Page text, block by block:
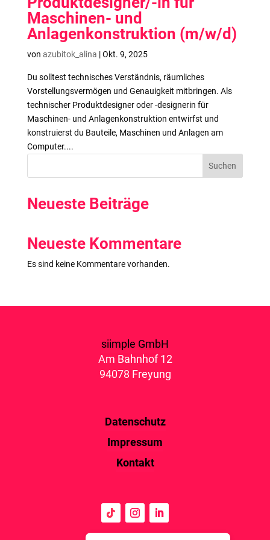
Maschinen- und
Anlagenkonstruktion (m/w/d)
von azubitok_alina |Okt. 9, 2025
Du solltest technisches Verständnis, räumliches
Vorstellungsvermögen und Genauigkeit mitbringen. Als
technischer Produktdesigner oder -designerin für
Maschinen- und Anlagenkonstruktion entwirfst und
konstruierst du Bauteile, Maschinen und Anlagen am
Computer....
Suchen
Neueste Beiträge
Neueste Kommentare
Es sind keine Kommentare vorhanden.
siimple GmbH
Am Bahnhof 12
94078 Freyung
Datenschutz
Impressum
Kontakt